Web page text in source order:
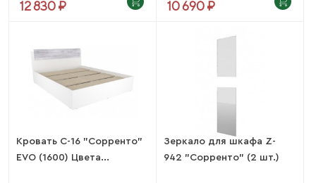
12 830 ₽ 10 690 ₽
Кровать С-16 "Сорренто"
EVO (1600) Цвета...
Зеркало для шкафа Z-
942 "Сорренто" (2 шт.)